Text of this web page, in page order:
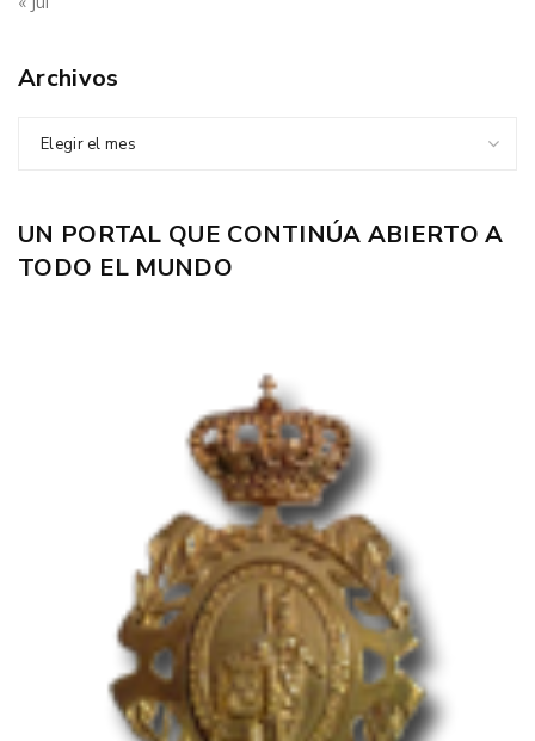
Archivos
Elegir el mes
UN PORTAL QUE CONTINÚA ABIERTO A
TODO EL MUNDO